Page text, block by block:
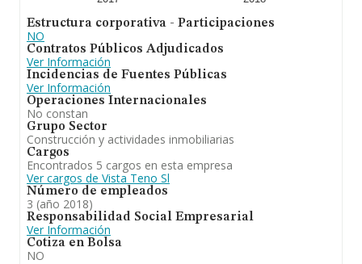
Estructura corporativa - Participaciones
NO
Contratos Públicos Adjudicados
Ver Información
Incidencias de Fuentes Públicas
Ver Información
Operaciones Internacionales
No constan
Grupo Sector
Construcción y actividades inmobiliarias
Cargos
Encontrados 5 cargos en esta empresa
Ver cargos de Vista Teno Sl
Número de empleados
3 (año 2018)
Responsabilidad Social Empresarial
Ver Información
Cotiza en Bolsa
NO